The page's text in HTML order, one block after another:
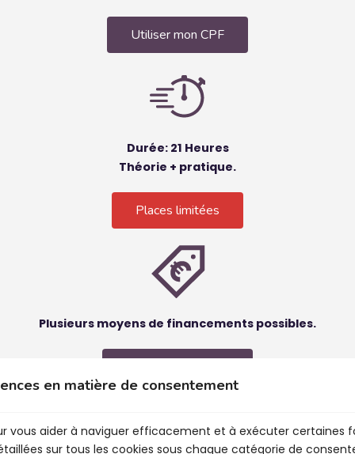
en matière de consentement
vous aider à naviguer efficacement et à exécuter certaines
sur tous les cookies sous chaque catégorie de
Utiliser mon CPF
Durée: 21 Heures
Théorie + pratique.
Places limitées
Plusieurs moyens de financements possibles.